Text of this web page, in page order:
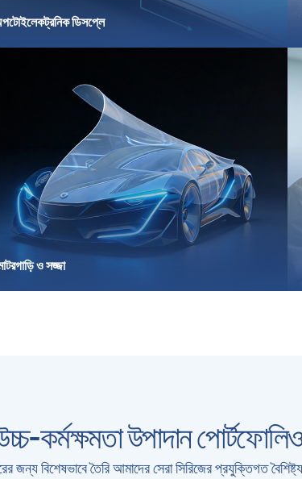
ডিসপ্লে
ও সজ্জা
কর্মক্ষমতা উপাদান
জন্য বিশেষভাবে তৈরি আমাদের সেরা সিরিজের প্রযুক্তিগত